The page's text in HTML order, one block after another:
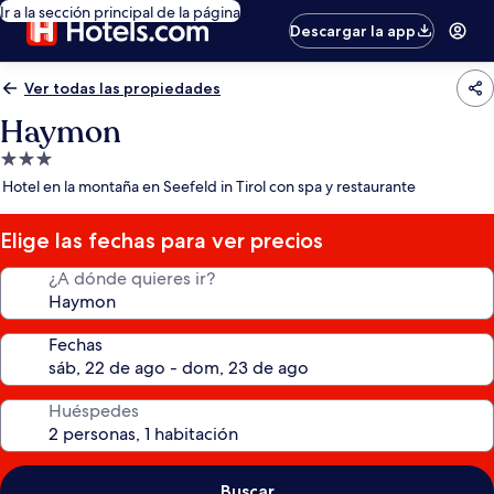
Ir a la sección principal de la página
Descargar la app
Ver todas las propiedades
Haymon
Propiedad
de
estrellas
Hotel en la montaña en Seefeld in Tirol con spa y restaurante
Elige las fechas para ver precios
¿A dónde quieres ir?
Fechas
Huéspedes